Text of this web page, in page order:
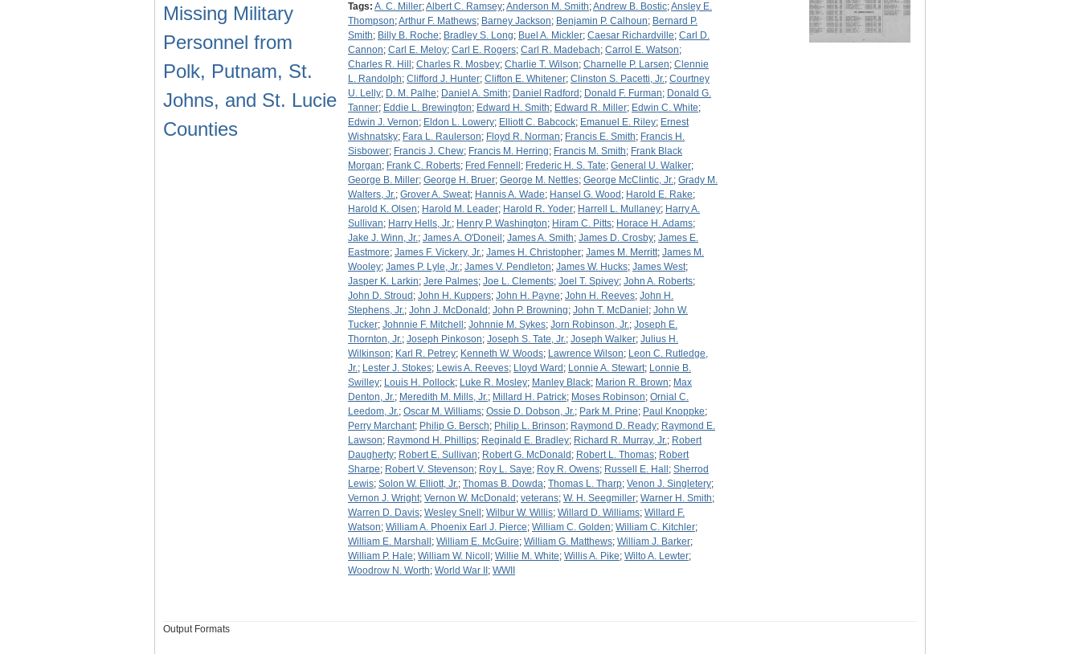
Missing Military
Personnel from
Polk, Putnam, St.
Johns, and St. Lucie
Counties
Tags: A. C. Miller;Albert C. Ramsey;Anderson M. Smith;Andrew B. Bostic;Ansley E.
Thompson;Arthur F. Mathews; Barney Jackson; Benjamin P. Calhoun; Bernard P.
Smith; Billy B. Roche; Bradley S. Long; Buel A. Mickler; Caesar Richardville; Carl D.
Cannon; Carl E. Meloy; Carl E. Rogers; Carl R. Madebach; Carrol E. Watson;
Charles R. Hill ; Charles R. Mosbey; Charlie T. Wilson; Charnelle P. Larsen; Clennie
L. Randolph; Clifford J. Hunter; Clifton E. Whitener; Clinston S. Pacetti, Jr.; Courtney
U. Lelly; D. M. Palhe; Daniel A. Smith; Daniel Radford ; Donald F. Furman; Donald G.
Tanner; Eddie L. Brewington; Edward H. Smith; Edward R. Miller; Edwin C. White;
Edwin J. Vernon; Eldon L. Lowery; Elliott C. Babcock; Emanuel E. Riley; Ernest
Wishnatsky; Fara L. Raulerson; Floyd R. Norman; Francis E. Smith; Francis H.
Sisbower; Francis J. Chew; Francis M. Herring; Francis M. Smith; Frank Black
Morgan; Frank C. Roberts; Fred Fennell ; Frederic H. S. Tate; General U. Walker;
George B. Miller; George H. Bruer; George M. Nettles; George McClintic, Jr.; Grady M.
Walters, Jr.; Grover A. Sweat; Hannis A. Wade; Hansel G. Wood ; Harold E. Rake;
Harold K. Olsen; Harold M. Leader; Harold R. Yoder; Harrell L. Mullaney; Harry A.
Sullivan; Harry Hells, Jr.; Henry P. Washington; Hiram C. Pitts; Horace H. Adams;
Jake J. Winn, Jr.; James A. O'Doneil ; James A. Smith; James D. Crosby; James E.
Eastmore; James F. Vickery, Jr.; James H. Christopher; James M. Merritt; James M.
Wooley; James P. Lyle, Jr.; James V. Pendleton; James W. Hucks; James West;
Jasper K. Larkin; Jere Palmes; Joe L. Clements; Joel T. Spivey; John A. Roberts;
John D. Stroud ; John H. Kuppers; John H. Payne; John H. Reeves; John H.
Stephens, Jr.; John J. McDonald ; John P. Browning; John T. McDaniel ; John W.
Tucker; Johnnie F. Mitchell ; Johnnie M. Sykes; Jorn Robinson, Jr.; Joseph E.
Thornton, Jr.; Joseph Pinkoson; Joseph S. Tate, Jr.; Joseph Walker; Julius H.
Wilkinson; Karl R. Petrey; Kenneth W. Woods; Lawrence Wilson; Leon C. Rutledge,
Jr.; Lester J. Stokes; Lewis A. Reeves; Lloyd Ward ; Lonnie A. Stewart; Lonnie B.
Swilley; Louis H. Pollock; Luke R. Mosley; Manley Black; Marion R. Brown; Max
Denton, Jr.; Meredith M. Mills, Jr.; Millard H. Patrick; Moses Robinson; Ornial C.
Leedom, Jr.; Oscar M. Williams; Ossie D. Dobson, Jr.; Park M. Prine; Paul Knoppke;
Perry Marchant; Philip G. Bersch; Philip L. Brinson; Raymond D. Ready; Raymond E.
Lawson; Raymond H. Phillips; Reginald E. Bradley; Richard R. Murray, Jr.; Robert
Daugherty; Robert E. Sullivan; Robert G. McDonald ; Robert L. Thomas; Robert
Sharpe; Robert V. Stevenson; Roy L. Saye; Roy R. Owens; Russell E. Hall ; Sherrod
Lewis; Solon W. Elliott, Jr.; Thomas B. Dowda; Thomas L. Tharp; Venon J. Singletery;
Vernon J. Wright; Vernon W. McDonald ; veterans; W. H. Seegmiller; Warner H. Smith;
Warren D. Davis; Wesley Snell ; Wilbur W. Willis; Willard D. Williams; Willard F.
Watson; William A. Phoenix Earl J. Pierce; William C. Golden; William C. Kitchler;
William E. Marshall ; William E. McGuire; William G. Matthews; William J. Barker;
William P. Hale; William W. Nicoll ; Willie M. White; Willis A. Pike; Wilto A. Lewter;
Woodrow N. Worth; World War II ; WWII
Output Formats